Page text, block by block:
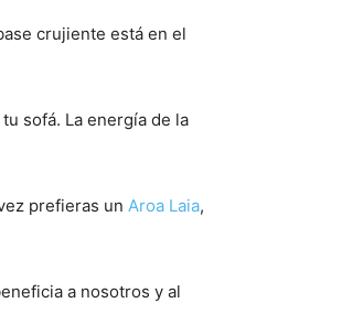
crujiente está en el
sofá. La energía de la
prefieras un Aroa Laia,
a nosotros y al